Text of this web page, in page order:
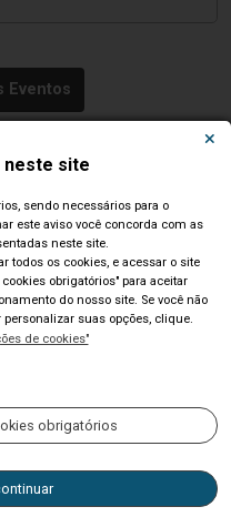
Eventos
neste site
sendo necessários para o
este aviso você concorda com as
neste site.
todos os cookies, e acessar o site
obrigatórios" para aceitar
do nosso site. Se você não
suas opções, clique.
de cookies"
obrigatórios
93010-010. Fone: (51)